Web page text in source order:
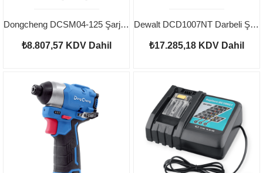
Dongcheng DCSM04-125 Şarjlı Taşlama 20V 4AH
₺8.807,57 KDV Dahil
Dewalt DCD1007NT Darbeli Şarjlı Matkap 18V
₺17.285,18 KDV Dahil